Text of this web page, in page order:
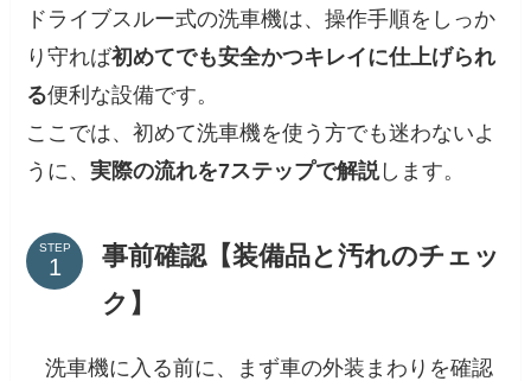
ドライブスルー式の洗車機は、操作手順をしっか
り守れば初めてでも安全かつキレイに仕上げられ
る便利な設備です。
ここでは、初めて洗車機を使う方でも迷わないよ
うに、実際の流れを7ステップで解説します。
STEP
事前確認【装備品と汚れのチェッ
ク】
洗車機に入る前に、まず車の外装まわりを確認